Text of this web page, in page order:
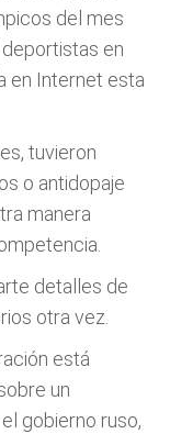
del mes
en
en Internet esta
tuvieron
o antidopaje
manera
detalles de
otra vez.
está
un
gobierno ruso,